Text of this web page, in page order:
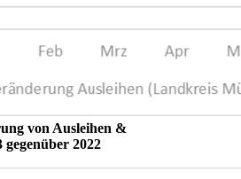
von Ausleihen &
2022